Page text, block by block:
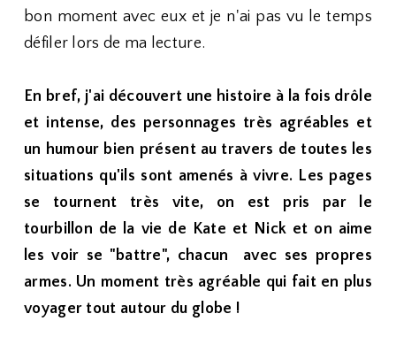
bon moment avec eux et je n'ai pas vu le temps
défiler lors de ma lecture.
En bref, j'ai découvert une histoire à la fois drôle
et intense, des personnages très agréables et
un humour bien présent au travers de toutes les
situations qu'ils sont amenés à vivre. Les pages
se tournent très vite, on est pris par le
tourbillon de la vie de Kate et Nick et on aime
les voir se "battre", chacun avec ses propres
armes. Un moment très agréable qui fait en plus
voyager tout autour du globe !